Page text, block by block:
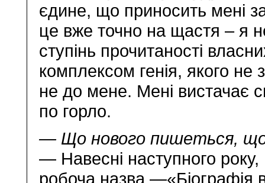
єдине, що приносить мені
це вже точно на щастя – я
ступінь прочитаності
комплексом генія, якого не
не до мене. Мені вистачає
по горло.
— Що нового пишеться, що
— Навесні наступного року,
робоча назва —«Біографія